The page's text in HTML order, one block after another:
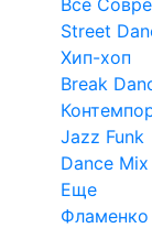
Все
Street
Хип-хоп
Break
Jazz Funk
Dance Mix
Еще
Фламенко